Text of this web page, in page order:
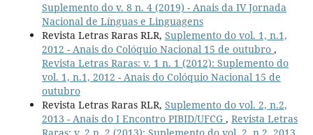
Suplemento do v. 8 n. 4 (2019) - Anais da IV Jornada
Nacional de Línguas e Linguagens
Revista Letras Raras RLR, Suplemento do vol. 1, n.1,
2012 - Anais do Colóquio Nacional 15 de outubro ,
Revista Letras Raras: v. 1 n. 1 (2012): Suplemento do
vol. 1, n.1, 2012 - Anais do Colóquio Nacional 15 de
outubro
Revista Letras Raras RLR, Suplemento do vol. 2, n.2,
2013 - Anais do I Encontro PIBID/UFCG , Revista Letras
Raras: v. 2 n. 2 (2013): Suplemento do vol. 2, n.2, 2013